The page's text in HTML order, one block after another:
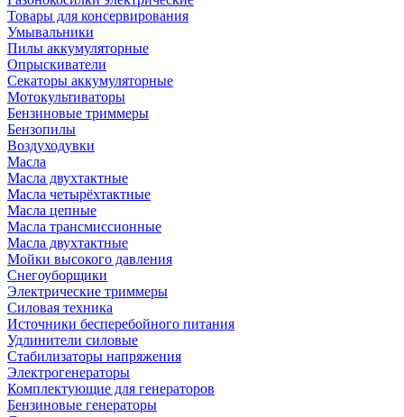
Товары для консервирования
Умывальники
Пилы аккумуляторные
Опрыскиватели
Секаторы аккумуляторные
Мотокультиваторы
Бензиновые триммеры
Бензопилы
Воздуходувки
Масла
Масла двухтактные
Масла четырёхтактные
Масла цепные
Масла трансмиссионные
Масла двухтактные
Мойки высокого давления
Снегоуборщики
Электрические триммеры
Силовая техника
Источники бесперебойного питания
Удлинители силовые
Стабилизаторы напряжения
Электрогенераторы
Комплектующие для генераторов
Бензиновые генераторы